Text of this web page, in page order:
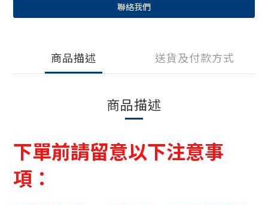
聯絡我們
商品描述 送貨及付款方式
商品描述
下單前請留意以下注意事
項：